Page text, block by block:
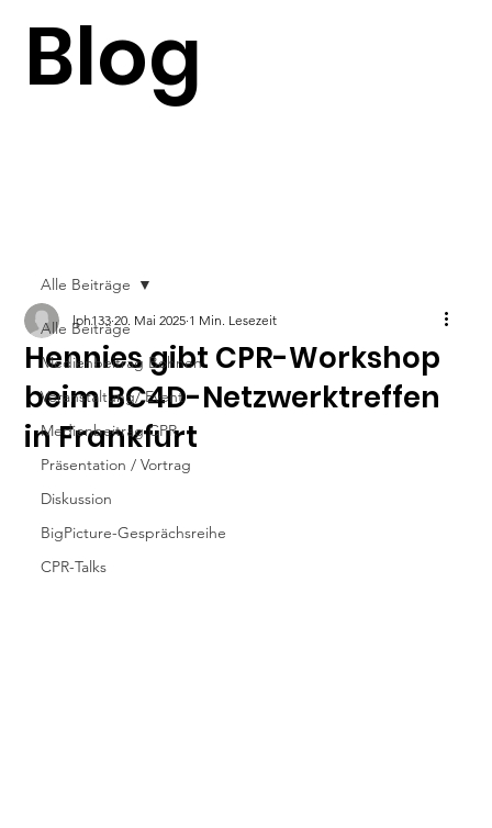
Blog
Alle Beiträge
Medienbeitrag Bohnen
Veranstaltung/ Event
Medienbeitrag CPR
Präsentation / Vortrag
Diskussion
BigPicture-Gesprächsreihe
CPR-Talks
Alle Beiträge
Hennies gibt CPR-Workshop
beim BC4D-Netzwerktreffen
in Frankfurt
lph133 20. Mai 2025 1 Min. Lesezeit